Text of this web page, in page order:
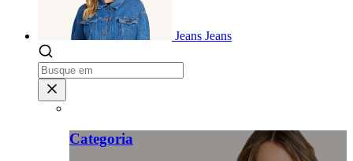
Jeans Jeans
Categoria